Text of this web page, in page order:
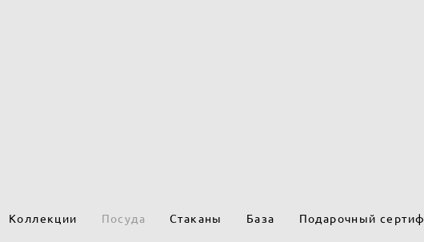
Коллекции Посуда Стаканы База Подарочный